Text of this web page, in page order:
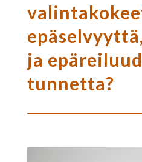
ja
tunnetta?